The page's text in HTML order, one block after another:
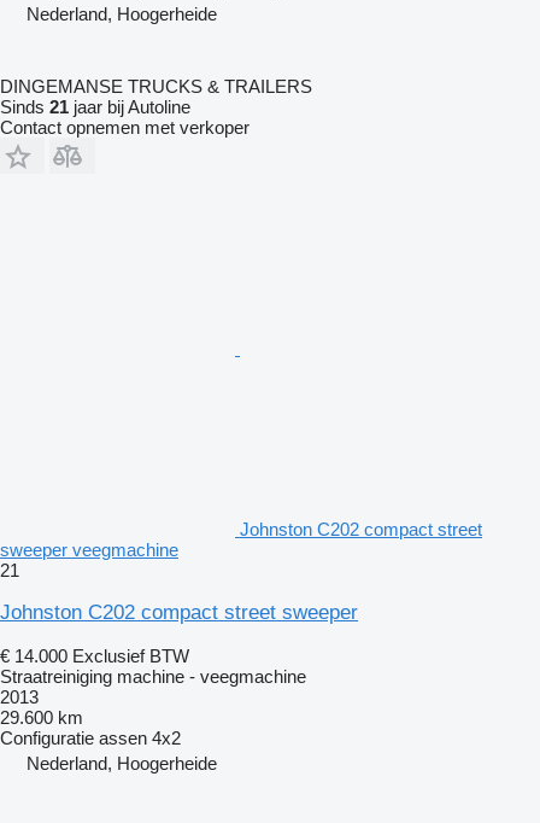
Nederland, Hoogerheide
DINGEMANSE TRUCKS & TRAILERS
Sinds 21 jaar bij Autoline
Contact opnemen met verkoper
Johnston C202 compact street
sweeper veegmachine
21
Johnston C202 compact street sweeper
€ 14.000 Exclusief BTW
Straatreiniging machine - veegmachine
2013
29.600 km
Configuratie assen 4x2
Nederland, Hoogerheide